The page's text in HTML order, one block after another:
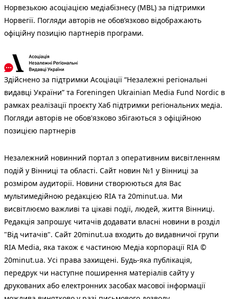
Норвезькою асоціацією медіабізнесу (MBL) за підтримки
Норвегії. Погляди авторів не обов’язково відображають
офіційну позицію партнерів програми.
Здійснено за підтримки Асоціації “Незалежні регіональні
видавці України” та Foreningen Ukrainian Media Fund Nordic в
рамках реалізації проєкту Хаб підтримки регіональних медіа.
Погляди авторів не обов'язково збігаються з офіційною
позицією партнерів
Незалежний новинний портал з оперативним висвітленням
подій у Вінниці та області. Сайт новин №1 у Вінниці за
розміром аудиторії. Новини створюються для Вас
мультимедійною редакцією RIA та 20minut.ua. Ми
висвітлюємо важливі та цікаві події, людей, життя Вінниці.
Редакція запрошує читачів додавати власні новини в розділ
"Від читачів". Сайт 20minut.ua входить до видавничої групи
RIA Media, яка також є частиною Медіа корпорації RIA ©
20minut.ua. Усі права захищені. Будь-яка публiкацiя,
передрук чи наступне поширення матеріалів сайту у
друкованих або електронних засобах масової інформації